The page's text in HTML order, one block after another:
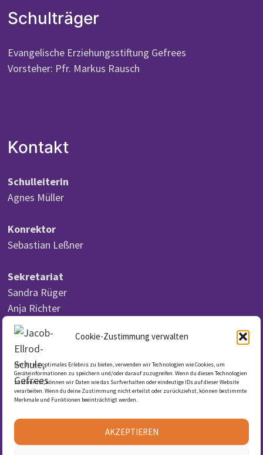
Cookie-Zustimmung verwalten
Um dir ein optimales Erlebnis zu bieten, verwenden wir Technologien wie Cookies, um
Geräteinformationen zu speichern und/oder darauf zuzugreifen. Wenn du diesen Technologien
zustimmst, können wir Daten wie das Surfverhalten oder eindeutige IDs auf dieser Website
verarbeiten. Wenn du deine Zustimmung nicht erteilst oder zurückziehst, können bestimmte
Merkmale und Funktionen beeinträchtigt werden.
AKZEPTIEREN
Schulträger
Evangelische Erziehungsstiftung Gefrees
Vorsteher: Pfr. Markus Rausch
Kontakt
Schulleiterin
Agnes Müller
Konrektor
Sebastian Leßner
Sekretariat
Sandra Rüger
Anja Richter
DSGVO
Datenschutzerklärung
Cookie-Richtlinie (EU)
Impressum